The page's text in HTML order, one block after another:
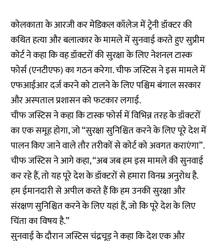
कोलकाता के आरजी कर मेडिकल कॉलेज में ट्रेनी डॉक्टर की
कथित हत्या और बलात्कार के मामले में सुनवाई करते हुए सुप्रीम
कोर्ट ने कहा कि वह डॉक्टरों की सुरक्षा के लिए नेशनल टास्क
फोर्स (एनटीएफ) का गठन करेगा. चीफ जस्टिस ने इस मामले में
एफआईआर दर्ज करने को टालने के लिए पश्चिम बंगाल सरकार
और अस्पताल प्रशासन को फटकार लगाई.
चीफ जस्टिस ने कहा कि टास्क फोर्स में विभिन्न तरह के डॉक्टरों
का एक समूह होगा, जो “सुरक्षा सुनिश्चित करने के लिए पूरे देश में
पालन किए जाने वाले तौर तरीकों से कोर्ट को अवगत कराएंगा”.
चीफ जस्टिस ने आगे कहा, “अब जब हम इस मामले की सुनवाई
कर रहे हैं, तो यह पूरे देश के डॉक्टरों से हमारा विनम्र अनुरोध है.
हम ईमानदारी से अपील करते हैं कि हम उनकी सुरक्षा और
संरक्षण सुनिश्चित करने के लिए यहां हैं, जो कि पूरे देश के लिए
चिंता का विषय है.”
सुनवाई के दौरान जस्टिस चंद्रचूड़ ने कहा कि देश एक और